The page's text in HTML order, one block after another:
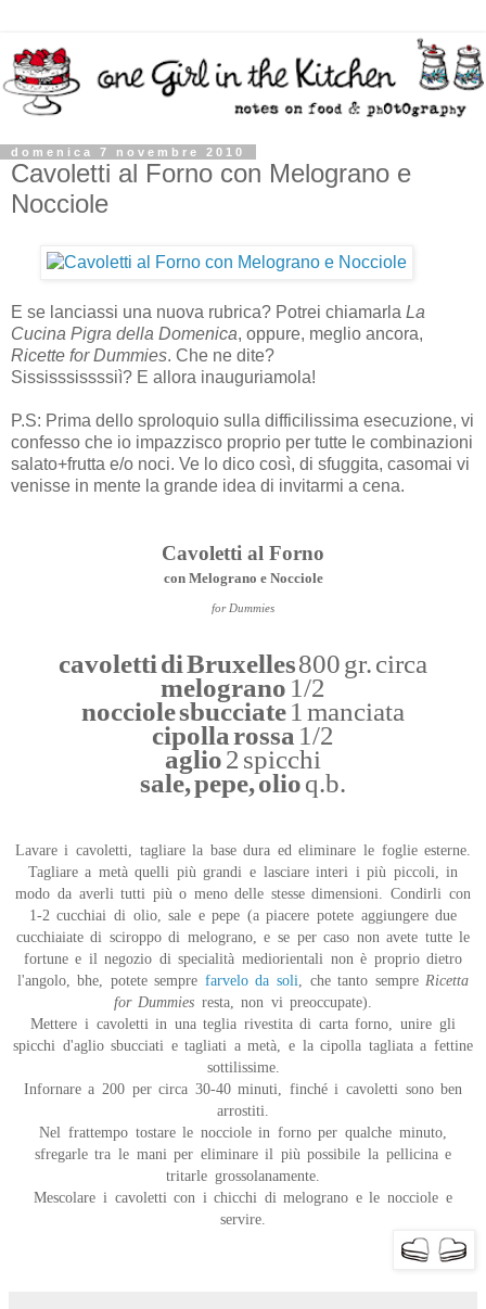
domenica 7 novembre 2010
Cavoletti al Forno con Melograno e
Nocciole
E se lanciassi una nuova rubrica? Potrei chiamarla La
Cucina Pigra della Domenica, oppure, meglio ancora,
Ricette for Dummies. Che ne dite?
Sississsissssiì? E allora inauguriamola!
P.S: Prima dello sproloquio sulla difficilissima esecuzione, vi
confesso che io impazzisco proprio per tutte le combinazioni
salato+frutta e/o noci. Ve lo dico così, di sfuggita, casomai vi
venisse in mente la grande idea di invitarmi a cena.
Cavoletti al Forno
con Melograno e Nocciole
for Dummies
cavoletti di Bruxelles800 gr. circa
melograno 1/2
nocciole sbucciate1 manciata
cipolla rossa 1/2
aglio2 spicchi
sale, pepe, olioq.b.
Lavare i cavoletti, tagliare la base dura ed eliminare le foglie esterne.
Tagliare a metà quelli più grandi e lasciare interi i più piccoli, in
modo da averli tutti più o meno delle stesse dimensioni. Condirli con
1-2 cucchiai di olio, sale e pepe (a piacere potete aggiungere due
cucchiaiate di sciroppo di melograno, e se per caso non avete tutte le
fortune e il negozio di specialità mediorientali non è proprio dietro
l'angolo, bhe, potete sempre farvelo da soli , che tanto sempre Ricetta
for Dummies resta, non vi preoccupate).
Mettere i cavoletti in una teglia rivestita di carta forno, unire gli
spicchi d'aglio sbucciati e tagliati a metà, e la cipolla tagliata a fettine
sottilissime.
Infornare a 200 per circa 30-40 minuti, finché i cavoletti sono ben
arrostiti.
Nel frattempo tostare le nocciole in forno per qualche minuto,
sfregarle tra le mani per eliminare il più possibile la pellicina e
tritarle grossolanamente.
Mescolare i cavoletti con i chicchi di melograno e le nocciole e
servire.